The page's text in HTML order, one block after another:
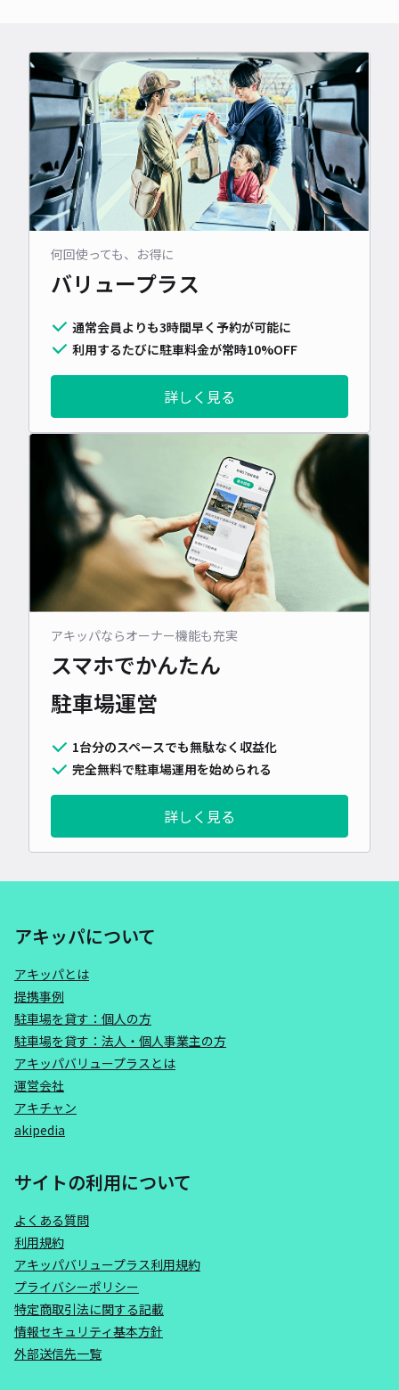
何回使っても、お得に
バリュープラス
通常会員よりも3時間早く予約が可能に
利用するたびに駐車料金が常時10%OFF
詳しく見る
アキッパならオーナー機能も充実
スマホでかんたん
駐車場運営
1台分のスペースでも無駄なく収益化
完全無料で駐車場運用を始められる
詳しく見る
アキッパについて
アキッパとは
提携事例
駐車場を貸す：個人の方
駐車場を貸す：法人・個人事業主の方
アキッパバリュープラスとは
運営会社
アキチャン
akipedia
サイトの利用について
よくある質問
利用規約
アキッパバリュープラス利用規約
プライバシーポリシー
特定商取引法に関する記載
情報セキュリティ基本方針
外部送信先一覧